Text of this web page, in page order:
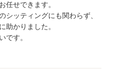
任せできます。
シッティングにも関わらず、
助かりました。
です。